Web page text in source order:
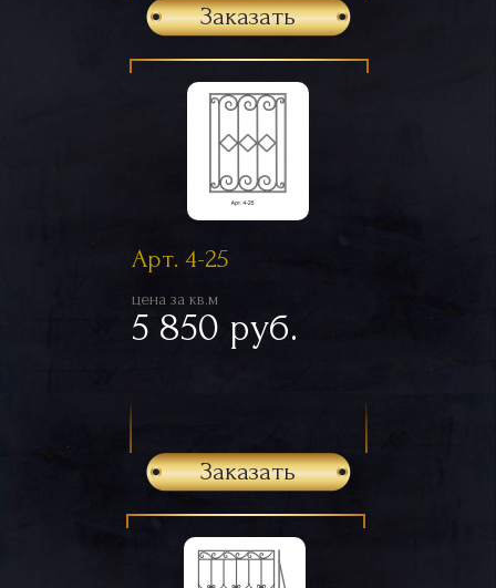
Заказать
Арт. 4-25
цена за кв.м
5 850 руб.
Заказать